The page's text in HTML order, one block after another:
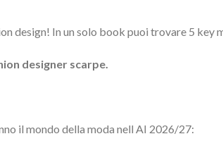
In un solo book puoi trovare 5 key
designer scarpe.
il mondo della moda nell AI 2026/27: